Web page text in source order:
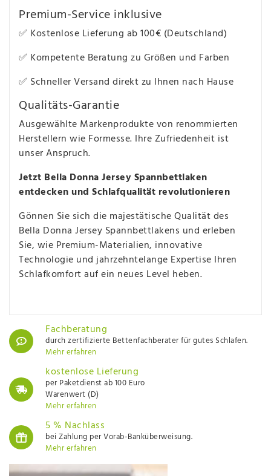
Premium-Service inklusive
✅ Kostenlose Lieferung ab 100€ (Deutschland)
✅ Kompetente Beratung zu Größen und Farben
✅ Schneller Versand direkt zu Ihnen nach Hause
Qualitäts-Garantie
Ausgewählte Markenprodukte von renommierten
Herstellern wie Formesse. Ihre Zufriedenheit ist
unser Anspruch.
Jetzt Bella Donna Jersey Spannbettlaken
entdecken und Schlafqualität revolutionieren
Gönnen Sie sich die majestätische Qualität des
Bella Donna Jersey Spannbettlakens und erleben
Sie, wie Premium-Materialien, innovative
Technologie und jahrzehntelange Expertise Ihren
Schlafkomfort auf ein neues Level heben.
Fachberatung
durch zertifizierte Bettenfachberater für gutes Schlafen.
Mehr erfahren
kostenlose Lieferung
per Paketdienst ab 100 Euro
Warenwert (D)
Mehr erfahren
5 % Nachlass
bei Zahlung per Vorab-Banküberweisung.
Mehr erfahren